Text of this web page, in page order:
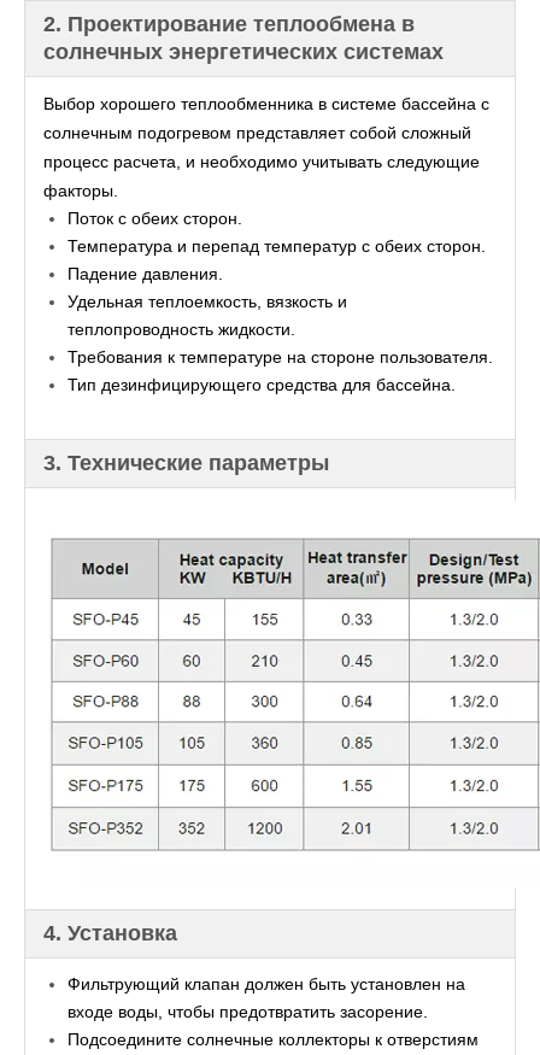
2. Проектирование теплообмена в
солнечных энергетических системах
Выбор хорошего теплообменника в системе бассейна с
солнечным подогревом представляет собой сложный
процесс расчета, и необходимо учитывать следующие
факторы.
Поток с обеих сторон.
Температура и перепад температур с обеих сторон.
Падение давления.
Удельная теплоемкость, вязкость и
теплопроводность жидкости.
Требования к температуре на стороне пользователя.
Тип дезинфицирующего средства для бассейна.
3. Технические параметры
4. Установка
Фильтрующий клапан должен быть установлен на
входе воды, чтобы предотвратить засорение.
Подсоедините солнечные коллекторы к отверстиям